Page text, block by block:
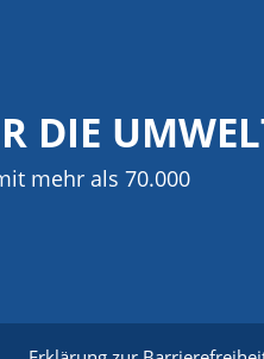
DIE
mehr als 70.000